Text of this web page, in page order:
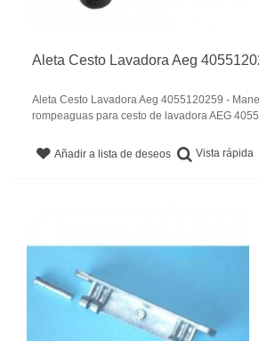
Aleta Cesto Lavadora Aeg
Aleta Cesto Lavadora Aeg 4055120259 -
rompeaguas para cesto de lavadora AEG
Añadir a lista de deseos Vista rápida